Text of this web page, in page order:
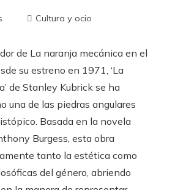
Cultura y ocio
de La naranja mecánica en el
su estreno en 1971, ‘La
de Stanley Kubrick se ha
una de las piedras angulares
Basada en la novela
Burgess, esta obra
tanto la estética como
del género, abriendo